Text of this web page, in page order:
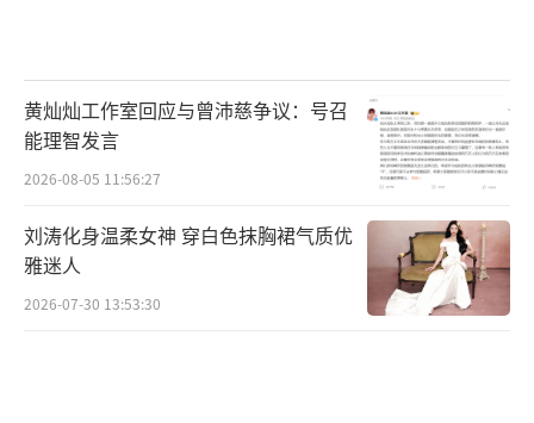
黄灿灿工作室回应与曾沛慈争议：号召
能理智发言
2026-08-05 11:56:27
刘涛化身温柔女神 穿白色抹胸裙气质优
雅迷人
2026-07-30 13:53:30